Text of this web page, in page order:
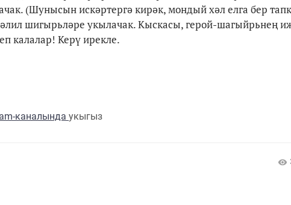
(Шунысын искәртергә кирәк, мондый хәл елга бер
шигырьләре укылачак. Кыскасы, герой-шагыйрьнең
калалар! Керү ирекле.
каналында укыгыз